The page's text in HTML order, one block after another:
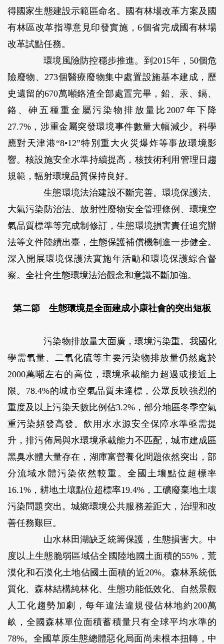
得國家生態建設示範區命名。國有林場改革方案及國
有林區改革指導意見印發實施，6個省完成國有林場
改革試點任務。
環境風險防控穩步推進。 到2015年，50個危
險廢物、273個醫療廢物集中處置設施基本建成，歷
史遺留的670萬噸鉻渣全部處置完畢，鉛、汞、鎘、
鉻、砷五種重金屬污染物排放量比2007年下降
27.7%，涉重金屬突發環境事件數量大幅減少。科學
應對天津港“8•12”特別重大火災爆炸等事故環境影
響。核設施安全水準持續提高，核技術利用管理日趨
規範，輻射環境品質保持良好。
生態環境法治建設不斷完善。 環境保護法、
大氣污染防治法、放射性廢物安全管理條例、環境空
氣品質標準等完成制修訂，生態環境損害責任追究辦
法等文件陸續出臺，生態保護補償機制進一步健全。
深入開展環境保護法實施年活動和環境保護綜合督
察。全社會生態環境法治觀念和意識不斷加強。
第二節 生態環境是全面建成小康社會的突出短板
污染物排放量大面廣，環境污染重。 我國化
學需氧量、二氧化硫等主要污染物排放量仍然處於
2000萬噸左右的高位，環境承載能力超過或接近上
限。78.4%的城市空氣品質未達標，公眾反映強烈的
重度及以上污染天數比例佔3.2%，部分地區冬季空氣
重污染頻發高發。飲用水水源安全保障水準亟需提
升，排污佈局與水環境承載能力不匹配，城市建成區
黑臭水體大量存在，湖庫富營養化問題依然突出，部
分流域水體污染依然較重。全國土壤點位超標率
16.1%，耕地土壤點位超標率19.4%，工礦廢棄地土壤
污染問題突出。城鄉環境公共服務差距大，治理和改
善任務艱巨。
山水林田湖缺乏統籌保護，生態損害大。 中
度以上生態脆弱區域佔全國陸地國土面積的55%，荒
漠化和石漠化土地佔國土面積的近20%。森林系統低
質化、森林結構純林化、生態功能低效化、自然景觀
人工化趨勢加劇，每年違法違規侵佔林地約200萬
畝，全國森林單位面積蓄積量只有全球平均水準的
78%。全國草原生態總體惡化局面尚未根本扭轉，中